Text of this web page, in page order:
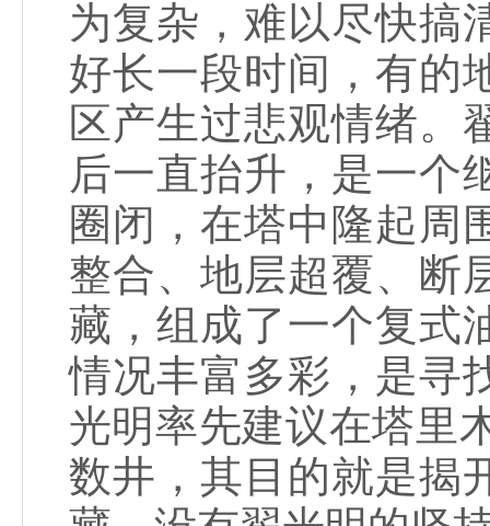
为复杂，难以尽快搞
好长一段时间，有的
区产生过悲观情绪。
后一直抬升，是一个
圈闭，在塔中隆起周
整合、地层超覆、断
藏，组成了一个复式
情况丰富多彩，是寻
光明率先建议在塔里
数井，其目的就是揭